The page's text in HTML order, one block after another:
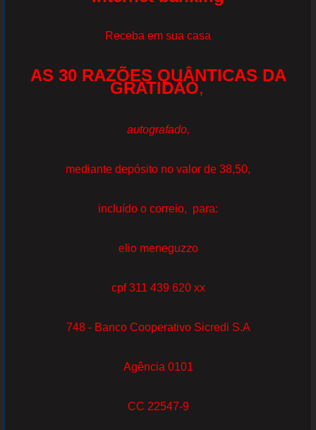
Receba em sua casa
AS 30 RAZÕES QUÂNTICAS DA
GRATIDÃO,
autografado,
mediante depósito no valor de 38,50,
incluído o correio, para:
elio meneguzzo
cpf 311 439 620 xx
748 - Banco Cooperativo Sicredi S.A
Agência 0101
CC 22547-9